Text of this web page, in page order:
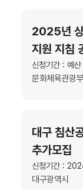
2025년 상
지원 지침
신청기간 : 예산
문화체육관광부
대구 침산
추가모집
신청기간 :
대구광역시